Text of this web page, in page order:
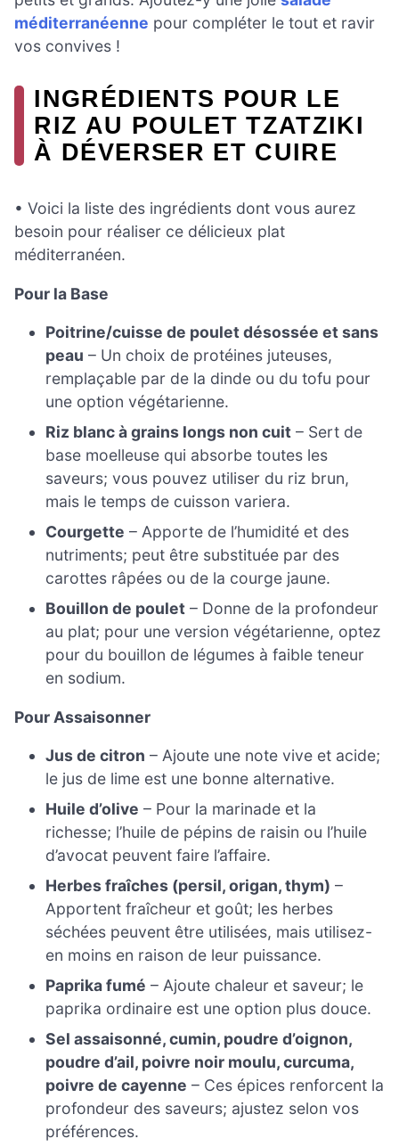
méditerranéenne pour compléter le tout et ravir
vos convives !
INGRÉDIENTS POUR LE
RIZ AU POULET TZATZIKI
À DÉVERSER ET CUIRE
• Voici la liste des ingrédients dont vous aurez
besoin pour réaliser ce délicieux plat
méditerranéen.
Pour la Base
Poitrine/cuisse de poulet désossée et sans
peau – Un choix de protéines juteuses,
remplaçable par de la dinde ou du tofu pour
une option végétarienne.
Riz blanc à grains longs non cuit – Sert de
base moelleuse qui absorbe toutes les
saveurs; vous pouvez utiliser du riz brun,
mais le temps de cuisson variera.
Courgette – Apporte de l’humidité et des
nutriments; peut être substituée par des
carottes râpées ou de la courge jaune.
Bouillon de poulet – Donne de la profondeur
au plat; pour une version végétarienne, optez
pour du bouillon de légumes à faible teneur
en sodium.
Pour Assaisonner
Jus de citron – Ajoute une note vive et acide;
le jus de lime est une bonne alternative.
Huile d’olive – Pour la marinade et la
richesse; l’huile de pépins de raisin ou l’huile
d’avocat peuvent faire l’affaire.
Herbes fraîches (persil, origan, thym) –
Apportent fraîcheur et goût; les herbes
séchées peuvent être utilisées, mais utilisez-
en moins en raison de leur puissance.
Paprika fumé – Ajoute chaleur et saveur; le
paprika ordinaire est une option plus douce.
Sel assaisonné, cumin, poudre d’oignon,
poudre d’ail, poivre noir moulu, curcuma,
poivre de cayenne – Ces épices renforcent la
profondeur des saveurs; ajustez selon vos
préférences.